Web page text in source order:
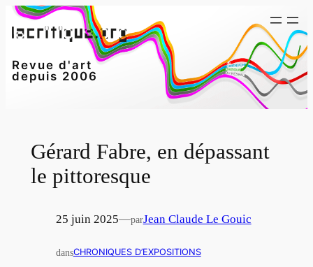
Aller
au
Revue d'art
depuis 2006
Gérard Fabre, en dépassant
le pittoresque
25 juin 2025—parJean Claude Le Gouic
dansCHRONIQUES D’EXPOSITIONS